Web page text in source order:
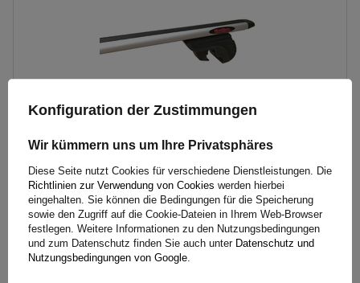
Mont Blanc AMC 5400 AERO Aluminium-Dachgepäckträger
für herkömmliche Reling
237,80 €inkl. MwSt
Konfiguration der Zustimmungen
Wir kümmern uns um Ihre Privatsphäres
Diese Seite nutzt Cookies für verschiedene Dienstleistungen. Die
Richtlinien zur Verwendung von Cookies werden hierbei
eingehalten. Sie können die Bedingungen für die Speicherung
sowie den Zugriff auf die Cookie-Dateien in Ihrem Web-Browser
festlegen. Weitere Informationen zu den Nutzungsbedingungen
und zum Datenschutz finden Sie auch unter Datenschutz und
Nutzungsbedingungen von Google